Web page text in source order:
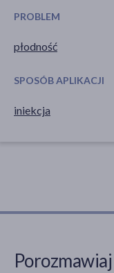
PROBLEM
płodność
SPOSÓB APLIKACJI
iniekcja